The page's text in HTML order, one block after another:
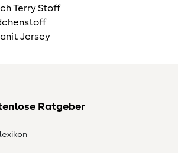
Terry Stoff
Jersey
Ratgeber